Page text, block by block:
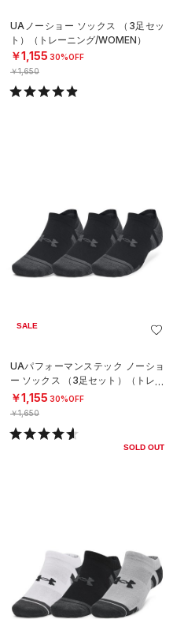
UAノーショー ソックス （3足セッ
ト）（トレーニング/WOMEN）
￥1,155 30%OFF
￥1,650
SALE
UAパフォーマンステック ノーショ
ー ソックス （3足セット）（トレー
ニング/UNISEX）
￥1,155 30%OFF
￥1,650
SOLD OUT